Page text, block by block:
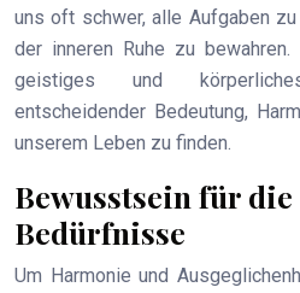
uns oft schwer, alle Aufgaben
der inneren Ruhe zu
geistiges und
entscheidender Bedeutung,
unserem Leben zu finden.
Bewusstsein für die
Bedürfnisse
Um Harmonie und